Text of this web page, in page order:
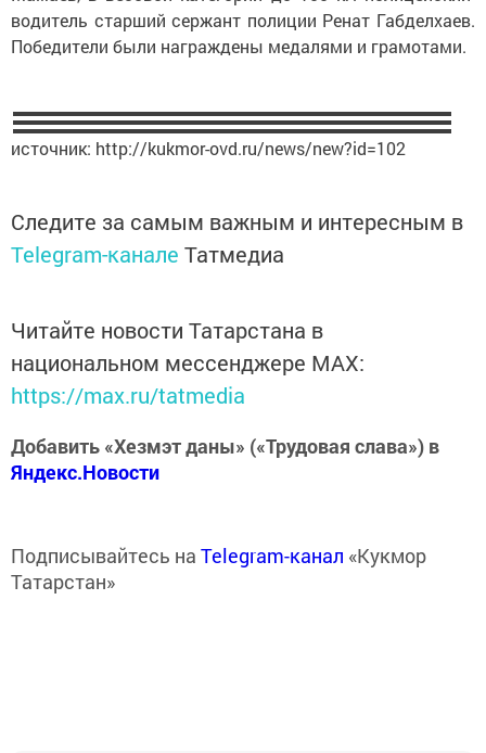
водитель старший сержант полиции Ренат Габделхаев.
Победители были награждены медалями и грамотами.
источник: http://kukmor-ovd.ru/news/new?id=102
Следите за самым важным и интересным в
Telegram-канале Татмедиа
Читайте новости Татарстана в
национальном мессенджере MАХ:
https://max.ru/tatmedia
Добавить «Хезмэт даны» («Трудовая слава») в
Яндекс.Новости
Подписывайтесь на Telegram-канал «Кукмор
Татарстан»